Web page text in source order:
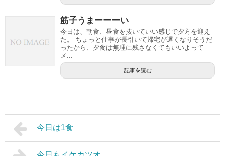
筋子うまーーーい
今日は、朝食、昼食を抜いていい感じで夕方を迎え
た。 ちょっと仕事が長引いて帰宅が遅くなりそうだ
ったから、夕食は無理に残さなくてもいいよって
メ...
記事を読む
今日は1食